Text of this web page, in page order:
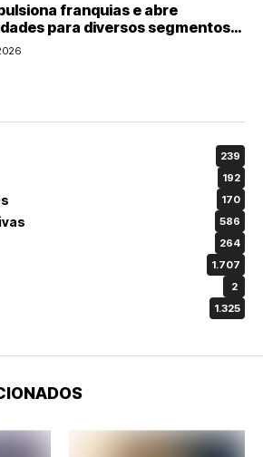
franquias e abre
para diversos segmentos
239
192
170
586
264
1.707
2
1.325